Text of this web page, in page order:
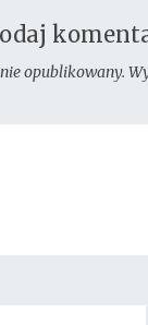
opublikowany.